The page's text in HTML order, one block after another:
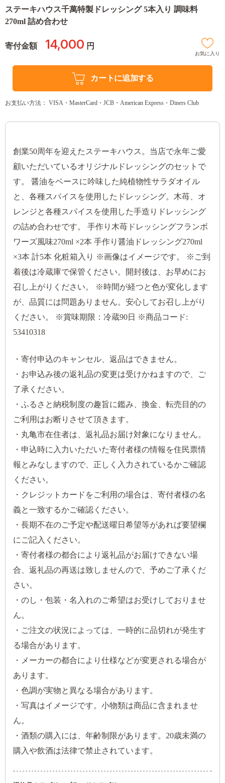
ステーキハウス千萬特製ドレッシング 5本入り 調味料
270ml 詰め合わせ
寄付金額 14,000 円
お気に入り
カートに追加する
お支払い方法： VISA・MasterCard・JCB・American Express・Diners Club
創業50周年を迎えたステーキハウス。当店で永年ご愛
顧いただいているオリジナルドレッシングのセットで
す。 醤油をベースに吟味した純植物性サラダオイル
と、各種スパイスを使用したドレッシング。木苺、オ
レンジと各種スパイスを使用した手造りドレッシング
の詰め合わせです。 手作り木苺ドレッシングフランボ
ワーズ風味270ml ×2本 手作り醤油ドレッシング270ml
×3本 計5本 化粧箱入り ※画像はイメージです。 ※ご到
着後は冷蔵庫で保管ください。開封後は、お早めにお
召し上がりください。 ※時間が経つと色が変化します
が、品質には問題ありません。安心してお召し上がり
ください。 ※賞味期限：冷蔵90日 ※商品コード:
53410318
・寄付申込のキャンセル、返品はできません。
・お申込み後の返礼品の変更は受けかねますので、ご
了承ください。
・ふるさと納税制度の趣旨に鑑み、換金、転売目的の
ご利用はお断りさせて頂きます。
・丸亀市在住者は、返礼品お届け対象になりません。
・申込時に入力いただいた寄付者様の情報を住民票情
報とみなしますので、正しく入力されているかご確認
ください。
・クレジットカードをご利用の場合は、寄付者様の名
義と一致するかご確認ください。
・長期不在のご予定や配送曜日希望等があれば要望欄
にご記入ください。
・寄付者様の都合により返礼品がお届けできない場
合、返礼品の再送は致しませんので、予めご了承くだ
さい。
・のし・包装・名入れのご希望はお受けしておりませ
ん。
・ご注文の状況によっては、一時的に品切れが発生す
る場合があります。
・メーカーの都合により仕様などが変更される場合が
あります。
・色調が実物と異なる場合があります。
・写真はイメージです。小物類は商品に含まれませ
ん。
・酒類の購入には、年齢制限があります。20歳未満の
購入や飲酒は法律で禁止されています。